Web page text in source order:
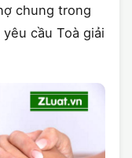
chung trong
cầu Toà giải